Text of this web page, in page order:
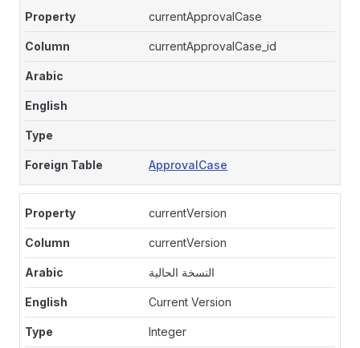
currentApprovalCase
currentApprovalCase_id
ApprovalCase
currentVersion
currentVersion
النسخة الحالية
Current Version
Integer